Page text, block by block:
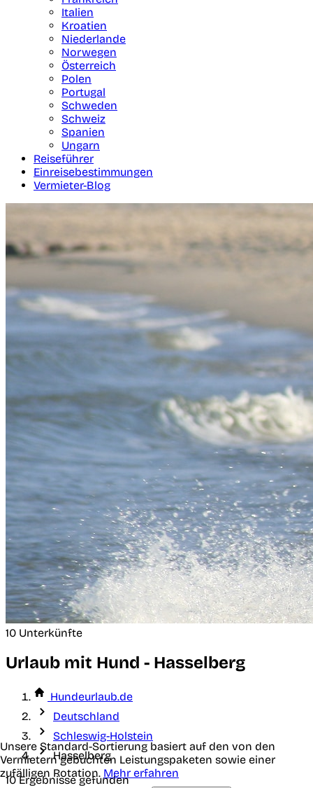
Italien
Kroatien
Niederlande
Norwegen
Österreich
Polen
Portugal
Schweden
Schweiz
Spanien
Ungarn
Reiseführer
Einreisebestimmungen
Vermieter-Blog
10 Unterkünfte
Urlaub mit Hund - Hasselberg
Hundeurlaub.de
Deutschland
Schleswig-Holstein
Hasselberg
10 Ergebnisse gefunden
Unsere Standard-Sortierung basiert auf den von den
Vermietern gebuchten Leistungspaketen sowie einer
zufälligen Rotation. Mehr erfahren